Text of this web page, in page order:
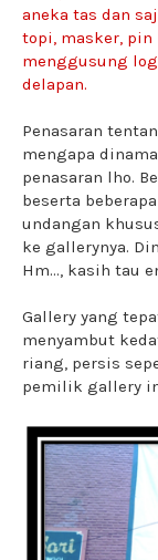
aneka tas dan
topi, masker,
menggusung
delapan.
Penasaran
mengapa
penasaran lho.
beserta
undangan
ke gallerynya.
Hm..., kasih tau
Gallery yang
menyambut
riang, persis
pemilik gallery